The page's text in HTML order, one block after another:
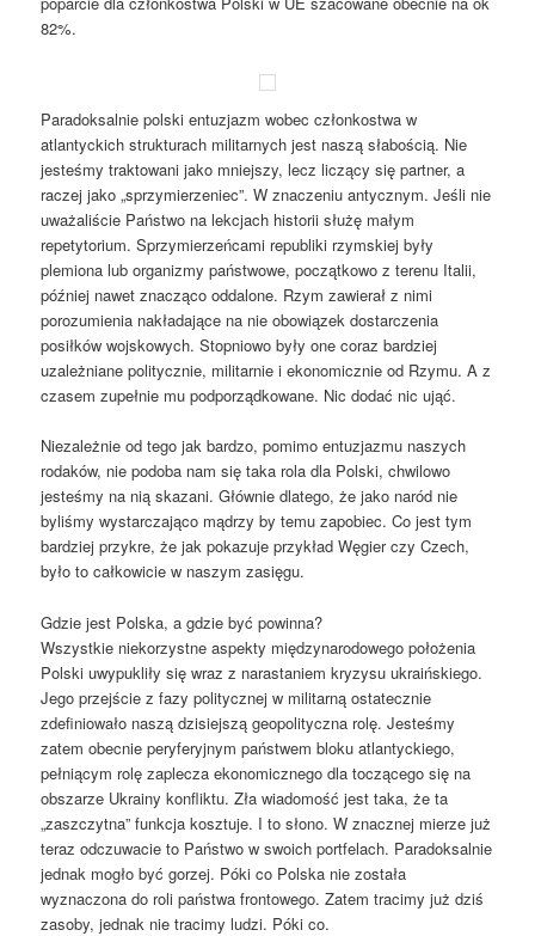
82%.
Paradoksalnie polski entuzjazm wobec członkostwa w
atlantyckich strukturach militarnych jest naszą słabością. Nie
jesteśmy traktowani jako mniejszy, lecz liczący się partner, a
raczej jako „sprzymierzeniec”. W znaczeniu antycznym. Jeśli nie
uważaliście Państwo na lekcjach historii służę małym
repetytorium. Sprzymierzeńcami republiki rzymskiej były
plemiona lub organizmy państwowe, początkowo z terenu Italii,
później nawet znacząco oddalone. Rzym zawierał z nimi
porozumienia nakładające na nie obowiązek dostarczenia
posiłków wojskowych. Stopniowo były one coraz bardziej
uzależniane politycznie, militarnie i ekonomicznie od Rzymu. A z
czasem zupełnie mu podporządkowane. Nic dodać nic ująć.
Niezależnie od tego jak bardzo, pomimo entuzjazmu naszych
rodaków, nie podoba nam się taka rola dla Polski, chwilowo
jesteśmy na nią skazani. Głównie dlatego, że jako naród nie
byliśmy wystarczająco mądrzy by temu zapobiec. Co jest tym
bardziej przykre, że jak pokazuje przykład Węgier czy Czech,
było to całkowicie w naszym zasięgu.
Gdzie jest Polska, a gdzie być powinna?
Wszystkie niekorzystne aspekty międzynarodowego położenia
Polski uwypukliły się wraz z narastaniem kryzysu ukraińskiego.
Jego przejście z fazy politycznej w militarną ostatecznie
zdefiniowało naszą dzisiejszą geopolityczna rolę. Jesteśmy
zatem obecnie peryferyjnym państwem bloku atlantyckiego,
pełniącym rolę zaplecza ekonomicznego dla toczącego się na
obszarze Ukrainy konfliktu. Zła wiadomość jest taka, że ta
„zaszczytna” funkcja kosztuje. I to słono. W znacznej mierze już
teraz odczuwacie to Państwo w swoich portfelach. Paradoksalnie
jednak mogło być gorzej. Póki co Polska nie została
wyznaczona do roli państwa frontowego. Zatem tracimy już dziś
zasoby, jednak nie tracimy ludzi. Póki co.